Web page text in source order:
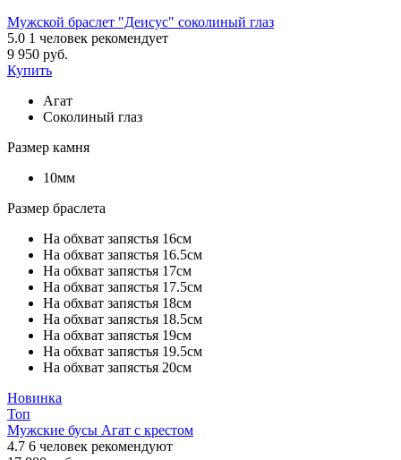
Мужской браслет "Деисус" соколиный глаз
5.0 1 человек рекомендует
9 950 руб.
Купить
Агат
Соколиный глаз
Размер камня
10мм
Размер браслета
На обхват запястья 16см
На обхват запястья 16.5см
На обхват запястья 17см
На обхват запястья 17.5см
На обхват запястья 18см
На обхват запястья 18.5см
На обхват запястья 19см
На обхват запястья 19.5см
На обхват запястья 20см
Новинка
Топ
Мужские бусы Агат с крестом
4.7 6 человек рекомендуют